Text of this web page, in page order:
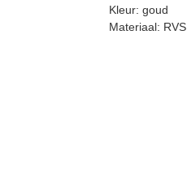
Kleur: goud
Materiaal: RVS